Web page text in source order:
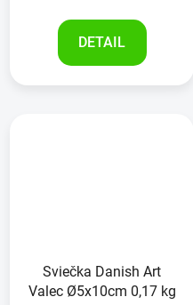
DETAIL
Sviečka Danish Art
Valec Ø5x10cm 0,17 kg